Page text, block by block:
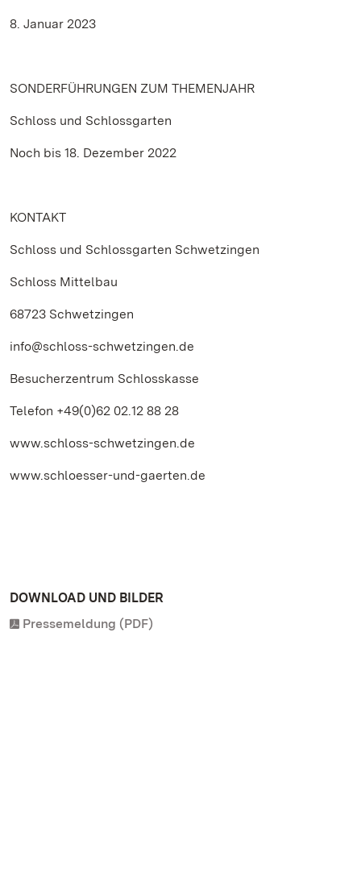
8. Januar 2023
SONDERFÜHRUNGEN ZUM THEMENJAHR
Schloss und Schlossgarten
Noch bis 18. Dezember 2022
KONTAKT
Schloss und Schlossgarten Schwetzingen
Schloss Mittelbau
68723 Schwetzingen
info@schloss-schwetzingen.de
Besucherzentrum Schlosskasse
Telefon +49(0)62 02.12 88 28
www.schloss-schwetzingen.de
www.schloesser-und-gaerten.de
DOWNLOAD UND BILDER
Pressemeldung (PDF)